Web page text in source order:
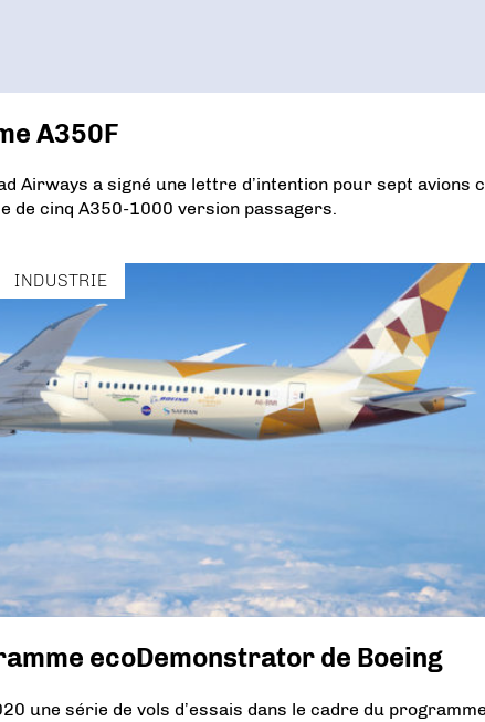
A350F
Airways a signé une lettre d’intention pour sept avions
de cinq A350-1000 version passagers.
INDUSTRIE
ecoDemonstrator de Boeing
une série de vols d’essais dans le cadre du